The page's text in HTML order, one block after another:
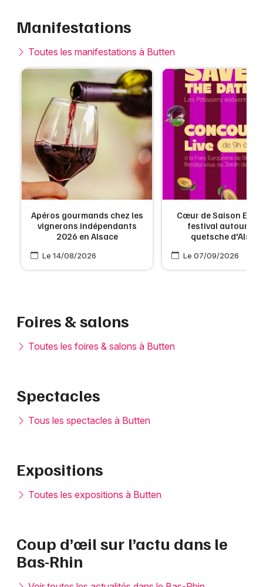
Manifestations
Toutes les manifestations à Butten
Apéros gourmands chez les
vignerons indépendants
2026 en Alsace
Le 14/08/2026
Cœur de Saison Ed.
festival autour de
quetsche
Le 07/09/2026
Foires & salons
Toutes les foires & salons à Butten
Spectacles
Tous les spectacles à Butten
Expositions
Toutes les expositions à Butten
Coup d’œil sur l’actu dans le
Bas-Rhin